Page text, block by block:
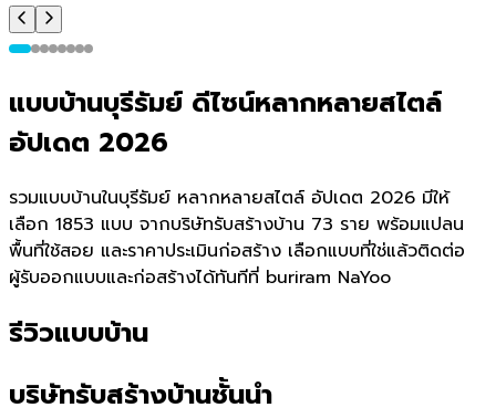
แบบบ้านบุรีรัมย์ ดีไซน์หลากหลายสไตล์
อัปเดต 2026
รวมแบบบ้านในบุรีรัมย์ หลากหลายสไตล์ อัปเดต 2026 มีให้
เลือก 1853 แบบ จากบริษัทรับสร้างบ้าน 73 ราย พร้อมแปลน
พื้นที่ใช้สอย และราคาประเมินก่อสร้าง เลือกแบบที่ใช่แล้วติดต่อ
ผู้รับออกแบบและก่อสร้างได้ทันทีที่ buriram NaYoo
รีวิวแบบบ้าน
บริษัทรับสร้างบ้านชั้นนำ